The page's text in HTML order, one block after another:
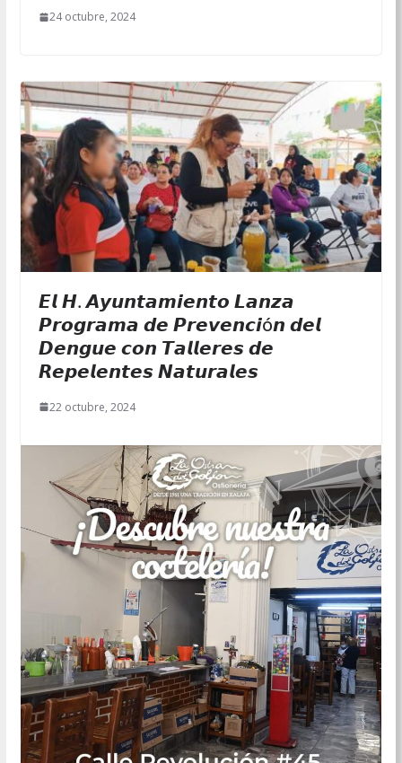
24 octubre, 2024
𝙀𝙡 𝙃. 𝘼𝙮𝙪𝙣𝙩𝙖𝙢𝙞𝙚𝙣𝙩𝙤 𝙇𝙖𝙣𝙯𝙖
𝙋𝙧𝙤𝙜𝙧𝙖𝙢𝙖 𝙙𝙚 𝙋𝙧𝙚𝙫𝙚𝙣𝙘𝙞ó𝙣 𝙙𝙚𝙡
𝘿𝙚𝙣𝙜𝙪𝙚 𝙘𝙤𝙣 𝙏𝙖𝙡𝙡𝙚𝙧𝙚𝙨 𝙙𝙚
𝙍𝙚𝙥𝙚𝙡𝙚𝙣𝙩𝙚𝙨 𝙉𝙖𝙩𝙪𝙧𝙖𝙡𝙚𝙨
22 octubre, 2024